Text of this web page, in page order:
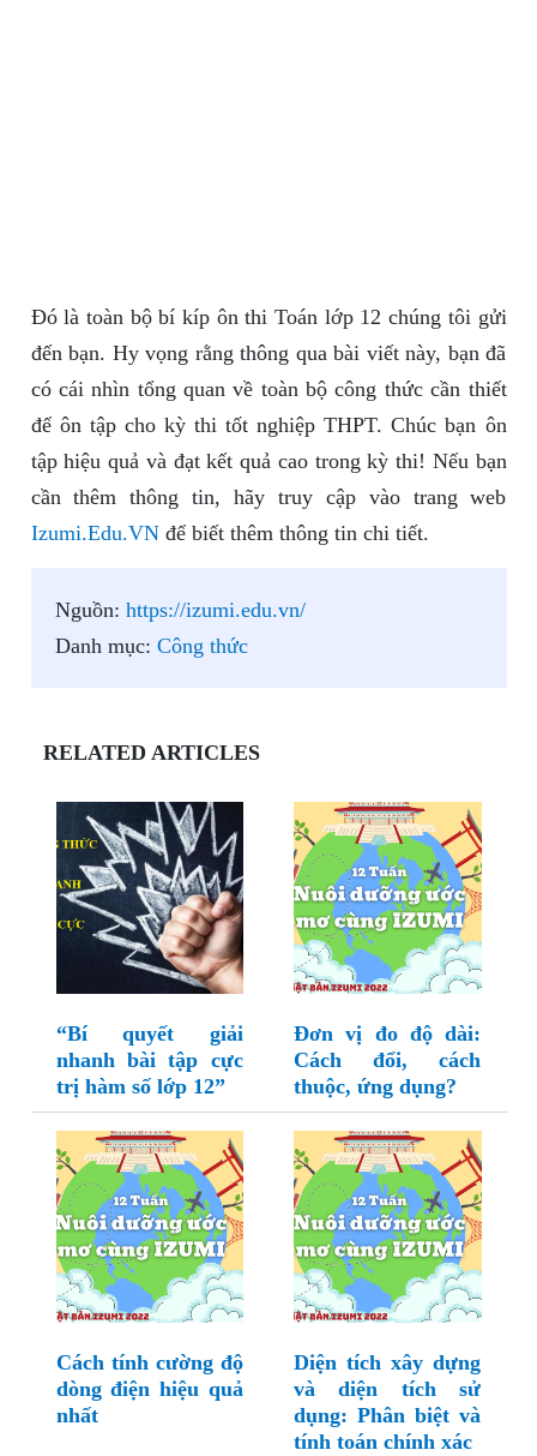
Đó là toàn bộ bí kíp ôn thi Toán lớp 12 chúng tôi gửi
đến bạn. Hy vọng rằng thông qua bài viết này, bạn đã
có cái nhìn tổng quan về toàn bộ công thức cần thiết
để ôn tập cho kỳ thi tốt nghiệp THPT. Chúc bạn ôn
tập hiệu quả và đạt kết quả cao trong kỳ thi! Nếu bạn
cần thêm thông tin, hãy truy cập vào trang web
Izumi.Edu.VNđể biết thêm thông tin chi tiết.
Nguồn: https://izumi.edu.vn/
Danh mục: Công thức
RELATED ARTICLES
“Bí quyết giải
nhanh bài tập cực
trị hàm số lớp 12”
Đơn vị đo độ dài:
Cách đổi, cách
thuộc, ứng dụng?
Cách tính cường độ
dòng điện hiệu quả
nhất
Diện tích xây dựng
và diện tích sử
dụng: Phân biệt và
tính toán chính xác